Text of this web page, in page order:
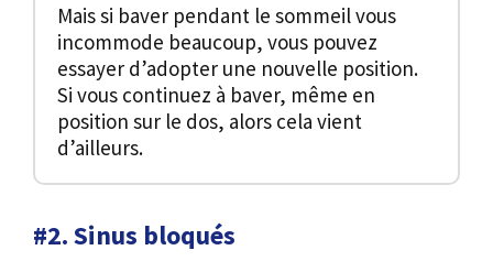
Mais si baver pendant le sommeil vous
incommode beaucoup, vous pouvez
essayer d’adopter une nouvelle position.
Si vous continuez à baver, même en
position sur le dos, alors cela vient
d’ailleurs.
#2. Sinus bloqués